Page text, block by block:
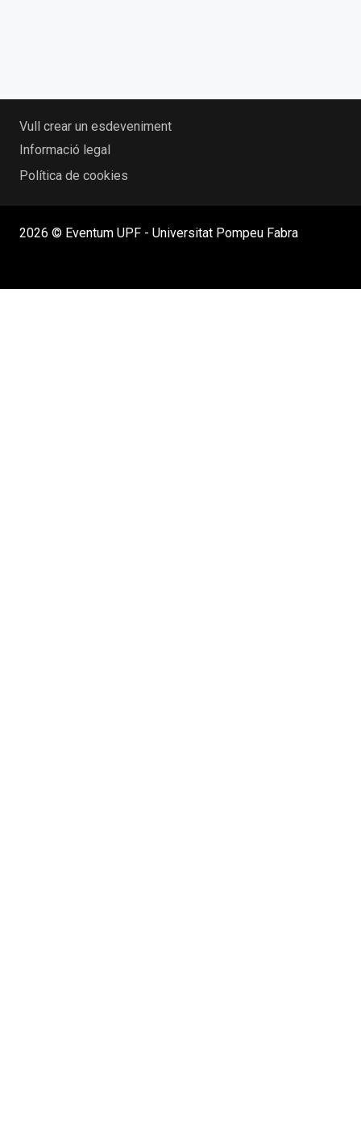
Vull crear un esdeveniment
Informació legal
Política de cookies
2026 © Eventum UPF - Universitat Pompeu Fabra